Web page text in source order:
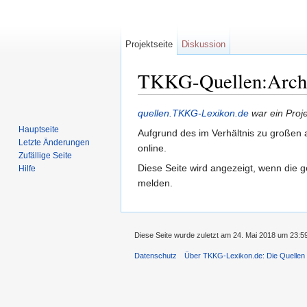
TKKG-
quellen.TKKG-Lexikon.de war ein
Aufgrund des im Verhältnis zu großen
online.
Diese Seite wird angezeigt, wenn die
melden.
Projektseite Diskussion
Hauptseite
Letzte Änderungen
Zufällige Seite
Hilfe
Diese Seite wurde zuletzt am 24. Mai 2018 um
Datenschutz Über TKKG-Lexikon.de: Die